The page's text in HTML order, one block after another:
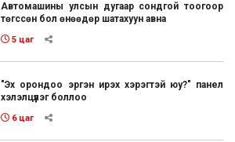
Автомашины улсын дугаар сондгой тоогоор
төгссөн бол өнөөдөр шатахуун авна
5 цаг
"Эх орондоо эргэн ирэх хэрэгтэй юу?" панел
хэлэлцүүлэг боллоо
6 цаг